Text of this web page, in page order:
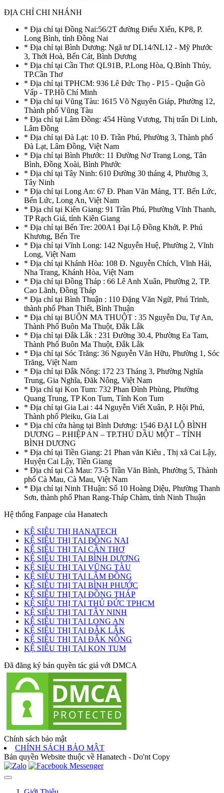
ĐỊA CHỈ CHI NHÁNH
* Địa chỉ tại Đồng Nai:56/2T đường Điểu Xiển, KP8, P.
Long Bình, tỉnh Đồng Nai
* Địa chỉ tại Bình Dương: Ngã tư DL14/NL12 - Mỹ Phước
3, Thới Hoà, Bến Cát, Bình Dương
* Địa chỉ tại Cần Thơ: QL91B, P.Long Hòa, Q.Bình Thủy,
TP.Cần Thơ
* Địa chỉ tại TPHCM: 936 Lê Đức Thọ - P15 - Quận Gò
Vấp - TP.Hồ Chí Minh
* Địa chỉ tại Vũng Tàu: 1615 Võ Nguyên Giáp, Phường 12,
Thành phố Vũng Tàu
* Địa chỉ tại Lâm Đồng: 454 Hùng Vương, Thị trấn Di Linh,
Lâm Đồng
* Địa chỉ tại Đà Lạt: 10 Đ. Trần Phú, Phường 3, Thành phố
Đà Lạt, Lâm Đồng, Việt Nam
* Địa chỉ tại Bình Phước: 11 Đường Nơ Trang Long, Tân
Bình, Đồng Xoài, Bình Phước
* Địa chỉ tại Tây Ninh: 610 Đường 30 tháng 4, Phường 3,
Tây Ninh
* Địa chỉ tại Long An: 67 Đ. Phan Văn Mảng, TT. Bến Lức,
Bến Lức, Long An, Việt Nam
* Địa chỉ tại Kiên Giang: 91 Trần Phú, Phường Vĩnh Thanh,
TP Rạch Giá, tỉnh Kiên Giang
* Địa chỉ tại Bến Tre: 200A1 Đại Lộ Đồng Khởi, P. Phú
Khương, Bến Tre
* Địa chỉ tại Vĩnh Long: 142 Nguyễn Huệ, Phường 2, Vĩnh
Long, Việt Nam
* Địa chỉ tại Khánh Hòa: 108 Đ. Nguyễn Chích, Vĩnh Hải,
Nha Trang, Khánh Hòa, Việt Nam
* Địa chỉ tại Đồng Tháp : 66 Lê Anh Xuân, Phường 2, TP.
Cao Lãnh, Đồng Tháp
* Địa chỉ tại Bình Thuận : 110 Đặng Văn Ngữ, Phú Trinh,
thành phố Phan Thiết, Bình Thuận
* Địa chỉ tại BUÔN MA THUỘT : 35 Nguyễn Du, Tự An,
Thành Phố Buôn Ma Thuột, Đắk Lắk
* Địa chỉ tại Đắk Lắk : 231 Đường 30.4, Phường Ea Tam,
Thành Phố Buôn Ma Thuột, Đắk Lắk
* Địa chỉ tại Sóc Trăng: 36 Nguyễn Văn Hữu, Phường 1, Sóc
Trăng, Việt Nam
* Địa chỉ tại Đắk Nông: 172 23 Tháng 3, Phường Nghĩa
Trung, Gia Nghĩa, Đăk Nông, Việt Nam
* Địa chỉ tại Kon Tum: 732 Phan Đình Phùng, Phường
Quang Trung, TP Kon Tum, Tỉnh Kon Tum
* Địa chỉ tại Gia Lai : 44 Nguyễn Viết Xuân, P. Hội Phú,
Thành phố Pleiku, Gia Lai
* Địa chỉ cửa hàng tại Bình Dương: 1546 ĐẠI LỘ BÌNH
DƯƠNG – P.HIỆP AN – TP.THỦ DẦU MỘT – TỈNH
BÌNH DƯƠNG
* Địa chỉ tại Tiền Giang: 21 Phan văn Kiêu , Thị xã Cai Lậy,
Huyện Cai Lậy, Tiền Giang
* Địa chỉ tại Cà Mau: 73-5 Trần Văn Bình, Phường 5, Thành
phố Cà Mau, Cà Mau, Việt Nam
* Địa chỉ tại Ninh THuận: Số 10 Hoàng Diệu, Phường Thanh
Sơn, thành phố Phan Rang-Tháp Chàm, tỉnh Ninh Thuận
Hệ thống Fanpage của Hanatech
KỆ SIÊU THỊ HANATECH
KỆ SIÊU THỊ TẠI ĐỒNG NAI
KỆ SIÊU THỊ TẠI CẦN THƠ
KỆ SIÊU THỊ TẠI BÌNH DƯƠNG
KỆ SIÊU THỊ TẠI VŨNG TÀU
KỆ SIÊU THỊ TẠI LÂM ĐỒNG
KỆ SIÊU THỊ TẠI BÌNH PHƯỚC
KỆ SIÊU THỊ TẠI ĐỒNG THÁP
KỆ SIÊU THỊ TẠI THỦ ĐỨC TPHCM
KỆ SIÊU THỊ TẠI TÂY NINH
KỆ SIÊU THỊ TẠI LONG AN
KỆ SIÊU THỊ TẠI ĐẮK LẮK
KỆ SIÊU THỊ TẠI ĐẮK NÔNG
KỆ SIÊU THỊ TẠI KON TUM
Đã đăng ký bản quyền tác giả với DMCA
Chính sách bảo mật
CHÍNH SÁCH BẢO MẬT
Bản quyền Website thuộc về Hanatech - Do'nt Copy